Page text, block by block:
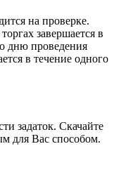
на проверке.
завершается в
дню проведения
в течение одного
задаток. Скачайте
для Вас способом.